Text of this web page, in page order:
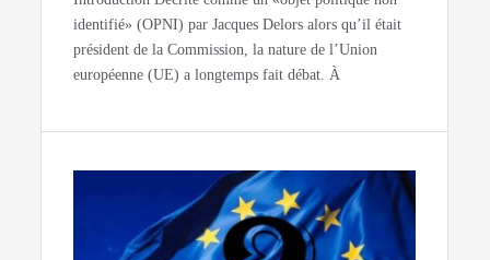
identifié» (OPNI) par Jacques Delors alors qu’il était
président de la Commission, la nature de l’Union
européenne (UE) a longtemps fait débat. À